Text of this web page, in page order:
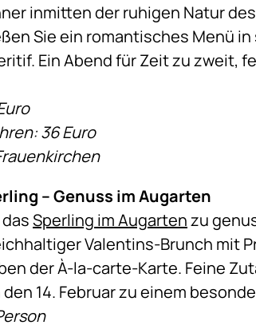
inmitten der ruhigen Natur
Sie ein romantisches Menü
Ein Abend für Zeit zu zweit,
36 Euro
– Genuss im Augarten
Sperling im Augartenzu
Valentins-Brunch mit
der À-la-carte-Karte. Feine
14. Februar zu einem